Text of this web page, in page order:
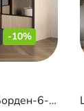
-10%
Шкаф-купе угловой Борден-6-1 2200 Премиум